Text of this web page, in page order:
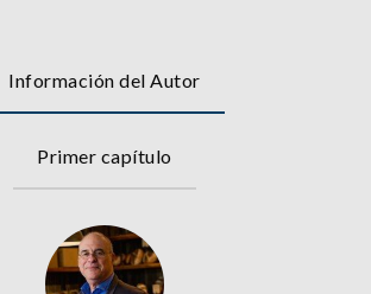
Información del Autor
Primer capítulo